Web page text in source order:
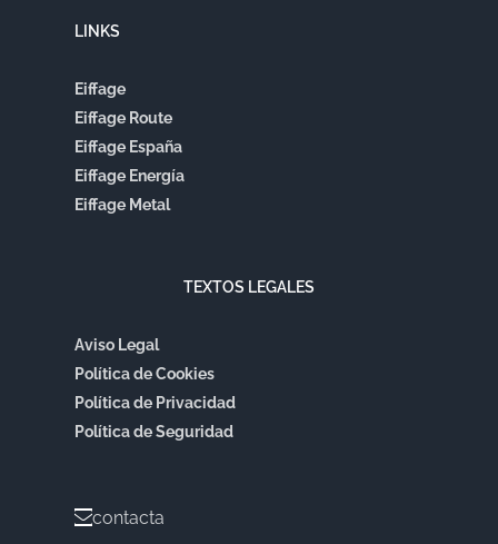
LINKS
Eiffage
Eiffage Route
Eiffage España
Eiffage Energía
Eiffage Metal
TEXTOS LEGALES
Aviso Legal
Política de Cookies
Política de Privacidad
Política de Seguridad
contacta